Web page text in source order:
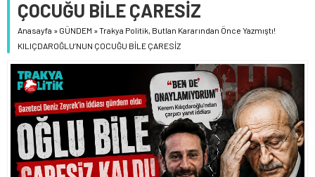
ÇOCUĞU BİLE ÇARESİZ
Anasayfa » GÜNDEM »Trakya Politik, Butlan Kararından Önce Yazmıştı!
KILIÇDAROĞLU’NUN ÇOCUĞU BİLE ÇARESİZ